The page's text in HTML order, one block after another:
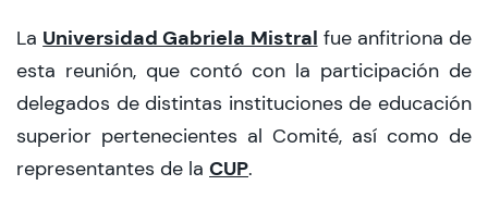
La Universidad Gabriela Mistral fue anfitriona de
esta reunión, que contó con la participación de
delegados de distintas instituciones de educación
superior pertenecientes al Comité, así como de
representantes de la CUP.